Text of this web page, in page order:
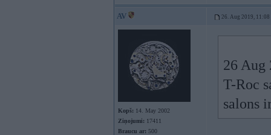
AV 26. Aug 2019, 11:08
Kopš: 14. May 2002
Ziņojumi: 17411
Braucu ar: 500
26 Aug
T-Roc
salons